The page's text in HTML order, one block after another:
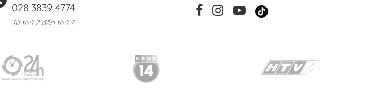
028 3839 4774
Từ thứ 2 đến thứ 7